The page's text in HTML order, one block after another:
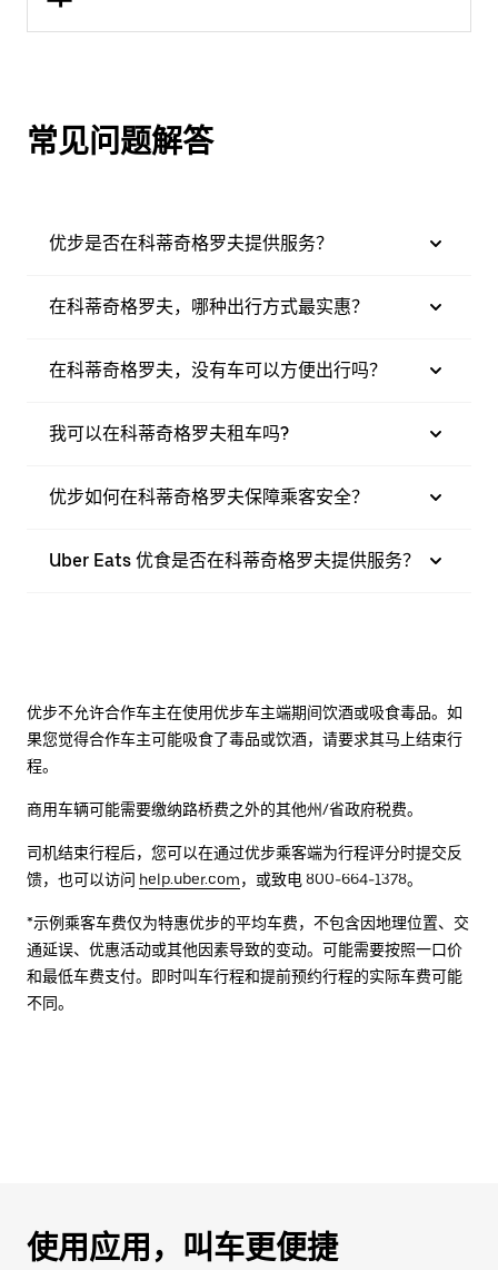
常见问题解答
优步是否在科蒂奇格罗夫提供服务？
在科蒂奇格罗夫，哪种出行方式最实惠？
在科蒂奇格罗夫，没有车可以方便出行吗？
我可以在科蒂奇格罗夫租车吗?
优步如何在科蒂奇格罗夫保障乘客安全？
Uber Eats 优食是否在科蒂奇格罗夫提供服务？
优步不允许合作车主在使用优步车主端期间饮酒或吸食毒品。如
果您觉得合作车主可能吸食了毒品或饮酒，请要求其马上结束行
程。
商用车辆可能需要缴纳路桥费之外的其他州/省政府税费。
司机结束行程后，您可以在通过优步乘客端为行程评分时提交反
馈，也可以访问 help.uber.com，或致电 800-664-1378。
*示例乘客车费仅为特惠优步的平均车费，不包含因地理位置、交
通延误、优惠活动或其他因素导致的变动。可能需要按照一口价
和最低车费支付。即时叫车行程和提前预约行程的实际车费可能
不同。
使用应用，叫车更便捷